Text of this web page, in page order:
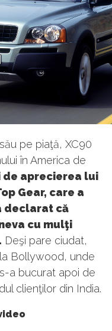
pe piaţă, XC90
în America de
de aprecierea lui
Gear, care a
declarat că
cu mulţi
Deşi pare ciudat,
Bollywood, unde
a bucurat apoi de
clienţilor din India.